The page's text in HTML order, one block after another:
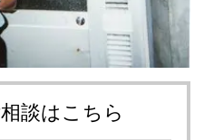
談はこちら